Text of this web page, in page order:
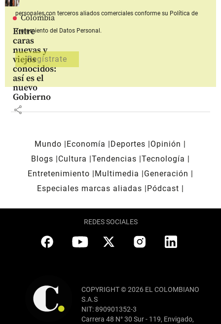
Colombia
Entre
caras
nuevas y
viejos
conocidos:
así es el
nuevo
Gobierno
share
personales con terceros aliados comerciales conforme su Política de
Tratamiento del Datos Personal.
Mundo Economía Deportes
Opinión
Blogs
Cultura Tendencias Tecnología
Entretenimiento
Multimedia
Generación
Especiales marcas aliadas
Pódcast
REDES SOCIALES
COPYRIGHT © 2026 EL COLOMBIANO
S.A.S
NIT: 890901352-3
Carrera 48 N° 30 Sur - 119, Envigado,